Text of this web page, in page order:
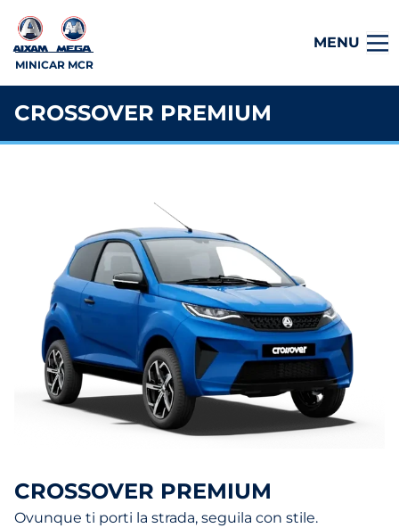
MINICAR MCR
MENU
CROSSOVER PREMIUM
CROSSOVER PREMIUM
Ovunque ti porti la strada, seguila con stile.